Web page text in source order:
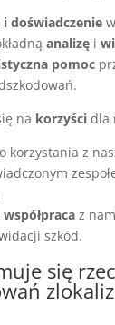
doświadczeniew
analizęi
pomoc
na korzyścidla
korzystania z
z
szkód.
się